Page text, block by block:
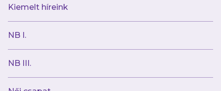
Kiemelt híreink
NB I.
NB III.
2025.10.26